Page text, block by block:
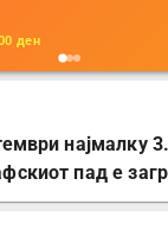
ден
најмалку
пад е